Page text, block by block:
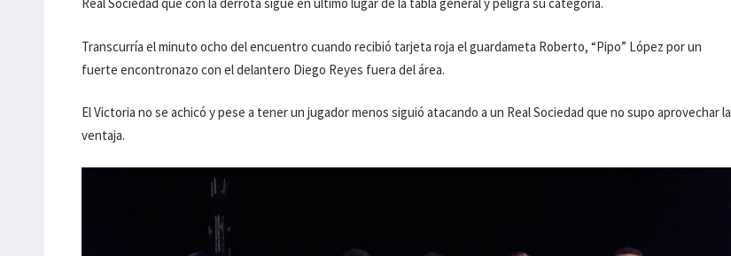
Transcurría el minuto ocho del encuentro cuando recibió tarjeta roja el guardameta Roberto, “Pipo” López por un
fuerte encontronazo con el delantero Diego Reyes fuera del área.
El Victoria no se achicó y pese a tener un jugador menos siguió atacando a un Real Sociedad que no supo aprovechar la
ventaja.